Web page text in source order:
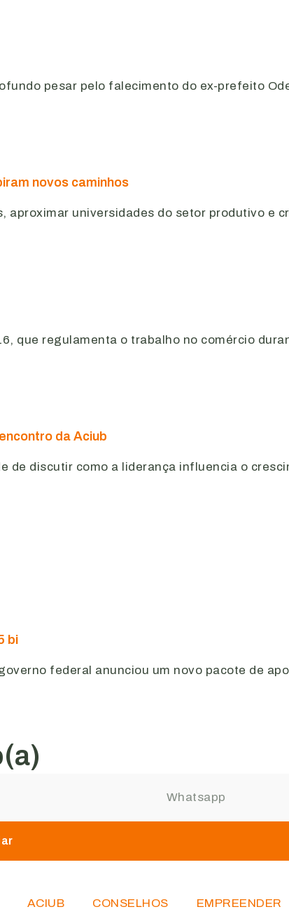
pesar pelo falecimento do ex-prefeito
novos caminhos
universidades do setor produtivo e
que regulamenta o trabalho no comércio
da Aciub
de discutir como a liderança influencia o
bi
federal anunciou um novo pacote de
ACIUB CONSELHOS EMPREENDER